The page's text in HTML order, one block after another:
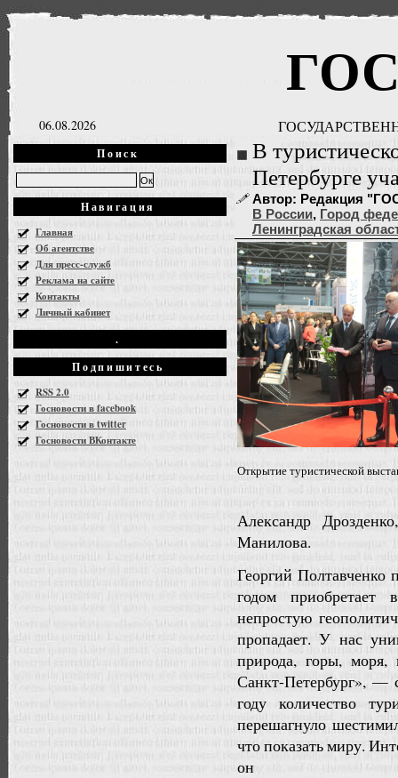
06.08.2026
Поиск
Навигация
Главная
Об агентстве
Для пресс-служб
Реклама на сайте
Контакты
Личный кабинет
.
Подпишитесь
RSS 2.0
Госновости в facebook
Госновости в twitter
Госновости ВКонтакте
В
Петербурге
Автор: Редакция
В России, Город
Ленинградская
Открытие туристической
Александр
Манилова.
Георгий
годом приобретает
непростую
пропадает. У нас
природа, горы, моря,
Санкт-Петербург», —
году количество
перешагнуло
что показать миру.
он